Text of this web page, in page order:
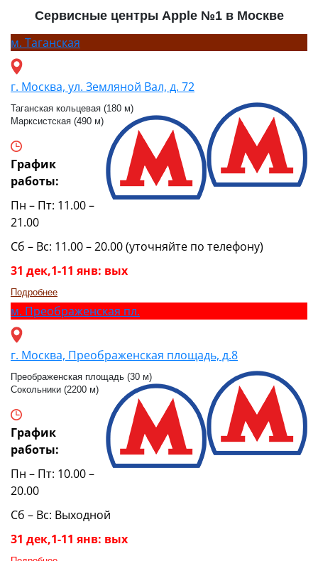
Сервисные центры Apple №1 в Москве
м. Таганская
г. Москва, ул. Земляной Вал, д. 72
Таганская кольцевая (180 м)
Марксистская (490 м)
График
работы:
Пн – Пт: 11.00 –
21.00
Сб – Вс: 11.00 – 20.00 (уточняйте по телефону)
31 дек,1-11 янв: вых
Подробнее
м. Преображенская пл.
г. Москва, Преображенская площадь, д.8
Преображенская площадь (30 м)
Сокольники (2200 м)
График
работы:
Пн – Пт: 10.00 –
20.00
Сб – Вс: Выходной
31 дек,1-11 янв: вых